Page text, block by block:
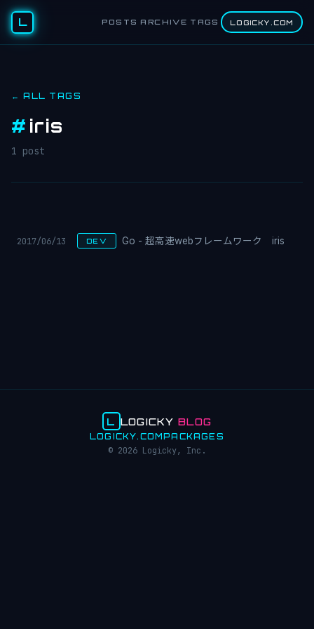
L POSTS ARCHIVE TAGS LOGICKY.COM
← ALL TAGS
# iris
1 post
2017/06/13 DEV Go - 超高速webフレームワーク iris
L LOGICKYBLOG
LOGICKY.COM PACKAGES
© 2026 Logicky, Inc.